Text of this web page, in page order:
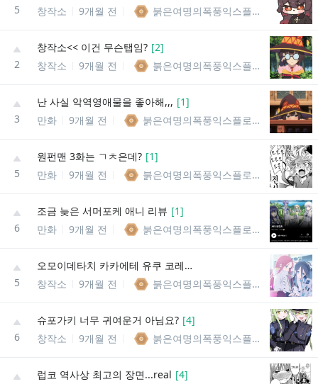
5
창작소
9개월 전 붉은여명의폭풍익스플로전의메구밍
2
창작소<< 이건 무슨탭임? [2]
창작소
9개월 전 붉은여명의폭풍익스플로전의메구밍
3
난 사실 악역영애물을 좋아해,,, [1]
만화
9개월 전 붉은여명의폭풍익스플로전의메구밍
5
원펀맨 3화는 ㄱㅊ은데? [1]
만화
9개월 전 붉은여명의폭풍익스플로전의메구밍
6
조금 늦은 서머포케 애니 리뷰 [1]
만화
9개월 전 붉은여명의폭풍익스플로전의메구밍
5
오모이데타치 카카에테 유쿠 코레카라즛토
창작소
9개월 전 붉은여명의폭풍익스플로전의메구밍
6
슈포가키 너무 귀여운거 아님요? [4]
창작소
9개월 전 붉은여명의폭풍익스플로전의메구밍
럽코 역사상 최고의 장면...real [4]